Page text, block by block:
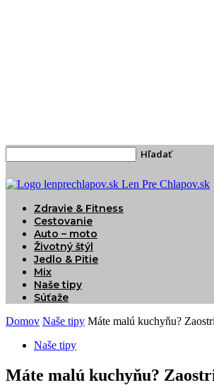
Len Pre Chlapov.sk
Zdravie & Fitness
Cestovanie
Auto – moto
Životný štýl
Jedlo & Pitie
Mix
Naše tipy
Súťaže
Domov Naše tipy Máte malú kuchyňu?
Naše tipy
Máte malú kuchyňu?